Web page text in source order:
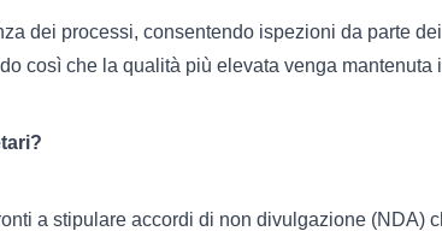
dei processi, consentendo ispezioni da parte
così che la qualità più elevata venga
a stipulare accordi di non divulgazione